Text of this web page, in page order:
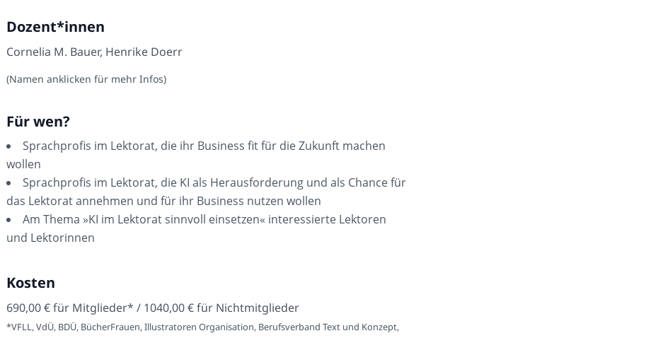
Dozent*innen
Cornelia M. Bauer, Henrike Doerr
(Namen anklicken für mehr Infos)
Für wen?
Sprachprofis im Lektorat, die ihr Business fit für die Zukunft machen
wollen
Sprachprofis im Lektorat, die KI als Herausforderung und als Chance für
das Lektorat annehmen und für ihr Business nutzen wollen
Am Thema »KI im Lektorat sinnvoll einsetzen« interessierte Lektoren
und Lektorinnen
Kosten
690,00 € für Mitglieder* / 1040,00 € für Nichtmitglieder
*VFLL, VdÜ, BDÜ, BücherFrauen, Illustratoren Organisation, Berufsverband Text und Konzept,